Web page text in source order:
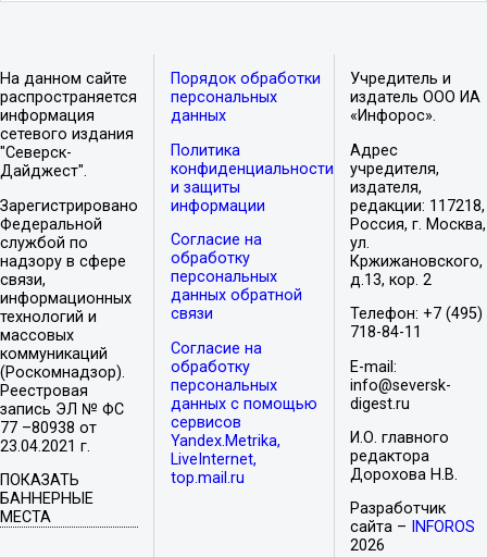
На данном сайте
распространяется
информация
сетевого издания
"Северск-
Дайджест".
Зарегистрировано
Федеральной
службой по
надзору в сфере
связи,
информационных
технологий и
массовых
коммуникаций
(Роскомнадзор).
Реестровая
запись ЭЛ № ФС
77 –80938 от
23.04.2021 г.
ПОКАЗАТЬ
БАННЕРНЫЕ
МЕСТА
Порядок обработки
персональных
данных
Политика
конфиденциальности
и защиты
информации
Согласие на
обработку
персональных
данных обратной
связи
Согласие на
обработку
персональных
данных с помощью
сервисов
Yandex.Metrika,
LiveInternet,
top.mail.ru
Учредитель и
издатель ООО ИА
«Инфорос».
Адрес
учредителя,
издателя,
редакции: 117218,
Россия, г. Москва,
ул.
Кржижановского,
д.13, кор. 2
Телефон: +7 (495)
718-84-11
E-mail:
info@seversk-
digest.ru
И.О. главного
редактора
Дорохова Н.В.
Разработчик
сайта –
INFOROS
2026